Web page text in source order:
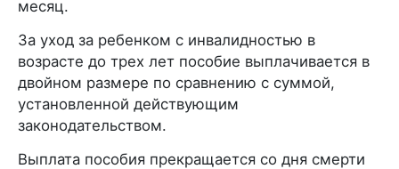
месяц.
За уход за ребенком с инвалидностью в
возрасте до трех лет пособие выплачивается в
двойном размере по сравнению с суммой,
установленной действующим
законодательством.
Выплата пособия прекращается со дня смерти